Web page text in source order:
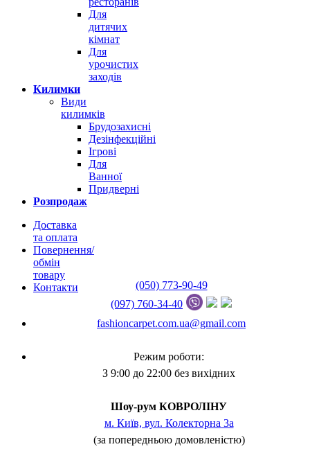
Для
дитячих
кімнат
Для
урочистих
заходів
Килимки
Види
килимків
Брудозахисні
Дезінфекційні
Ігрові
Для
Ванної
Придверні
Розпродаж
Доставка
та оплата
Повернення/
обмін
товару
Контакти
(050) 773-90-49
(097) 760-34-40
fashioncarpet.com.ua@gmail.com
Режим роботи:
З 9:00 до 22:00 без вихідних
Шоу-рум КОВРОЛІНУ
м. Київ, вул. Колекторна 3а
(за попередньою домовленістю)